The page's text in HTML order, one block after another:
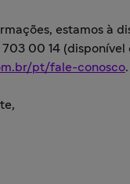
estamos à
00 14 (disponível
pt/fale-conosco.